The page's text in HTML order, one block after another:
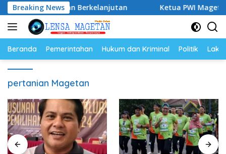
Langsung
ke
konten
Breaking News
Depan Berkelanjutan Ketua PWI Magetan: OKK
Beranda Pemerintahan Hukum dan Kriminal Politik
pertanian Magetan